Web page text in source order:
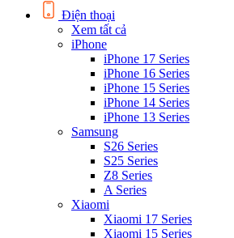
Điện thoại
Xem tất cả
iPhone
iPhone 17 Series
iPhone 16 Series
iPhone 15 Series
iPhone 14 Series
iPhone 13 Series
Samsung
S26 Series
S25 Series
Z8 Series
A Series
Xiaomi
Xiaomi 17 Series
Xiaomi 15 Series